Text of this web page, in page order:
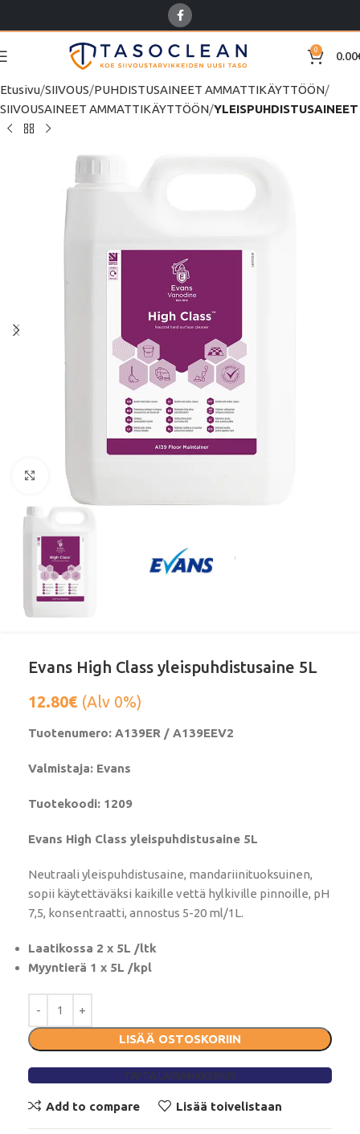
0 0.00
Etusivu SIIVOUS PUHDISTUSAINEET AMMATTIKÄYTTÖÖN
SIIVOUSAINEET AMMATTIKÄYTTÖÖN YLEISPUHDISTUSAINEET
Klikkaa suurentaaksesi
Evans High Class yleispuhdistusaine 5L
12.80€ (Alv 0%)
Tuotenumero: A139ER / A139EEV2
Valmistaja: Evans
Tuotekoodi: 1209
Evans High Class yleispuhdistusaine 5L
Neutraali yleispuhdistusaine, mandariinituoksuinen,
sopii käytettäväksi kaikille vettä hylkiville pinnoille, pH
7,5, konsentraatti, annostus 5-20 ml/1L.
Laatikossa 2 x 5L /ltk
Myyntierä 1 x 5L /kpl
LISÄÄ OSTOSKORIIN
TÄYTÄ LAINAHAKEMUS
Add to compare Lisää toivelistaan